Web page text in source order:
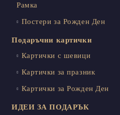
Рамка
Постери за Рожден Ден
Подаръчни картички
Картички с шевици
Картички за празник
Картички за Рожден Ден
ИДЕИ ЗА ПОДАРЪК